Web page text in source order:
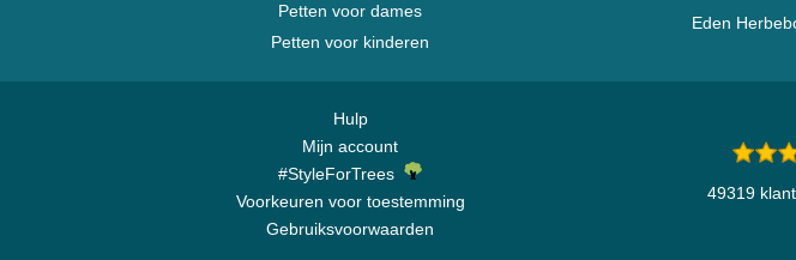
Petten voor dames
Petten voor kinderen
Eden
Hulp
Mijn account
#StyleForTrees
Voorkeuren voor toestemming
Gebruiksvoorwaarden
49319